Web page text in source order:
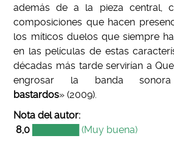
además de a la pieza central,
composiciones que hacen
los míticos duelos que siempre
en las películas de estas
décadas más tarde servirían a
engrosar la banda
bastardos» (2009).
Nota del autor:
8,0
███████ (Muy buena)